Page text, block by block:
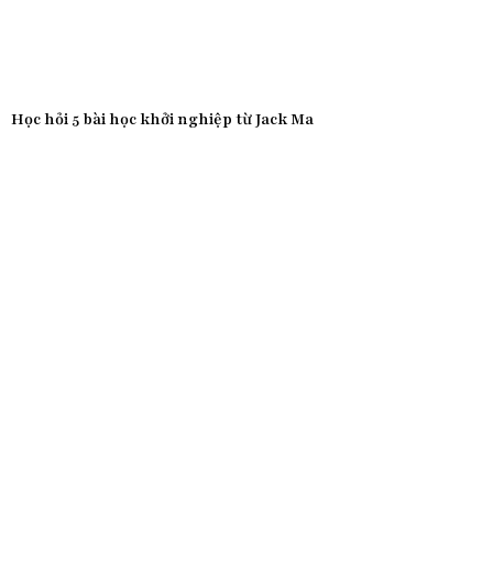
Học hỏi 5 bài học khởi nghiệp từ Jack Ma